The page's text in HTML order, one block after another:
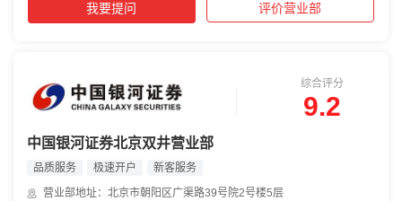
我要提问 评价营业部
综合评分
9.2
中国银河证券北京双井营业部
品质服务 极速开户
新客服务
营业部地址：北京市朝阳区广渠路39号院2号楼5层